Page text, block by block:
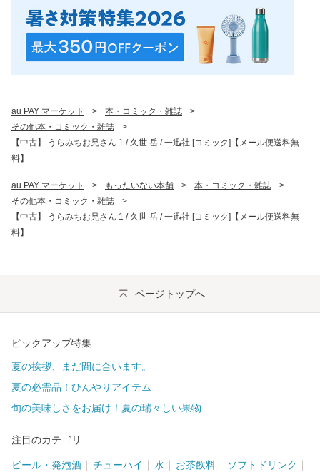
au PAY マーケット > 本・コミック・雑誌
>
その他本・コミック・雑誌
>
【中古】 うらみちお兄さん 1 / 久世 岳 / 一迅社 [コミック]【メール便送料無
料】
au PAY マーケット > もったいない本舗 > 本・コミック・雑誌
>
その他本・コミック・雑誌
>
【中古】 うらみちお兄さん 1 / 久世 岳 / 一迅社 [コミック]【メール便送料無
料】
ページトップへ
ピックアップ特集
夏の挨拶、まだ間に合います。
夏の必需品！ひんやりアイテム
旬の美味しさをお届け！夏の瑞々しい果物
注目のカテゴリ
ビール・発泡酒 チューハイ 水 お茶飲料 ソフトドリンク